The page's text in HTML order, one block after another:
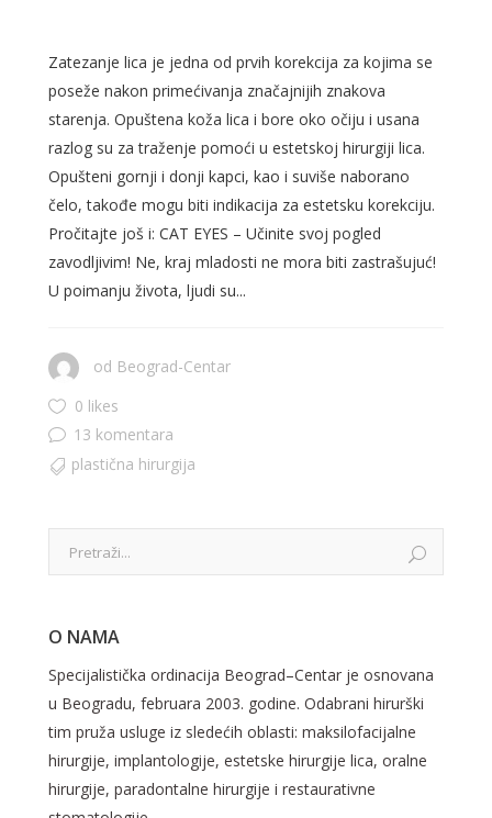
Zatezanje lica je jedna od prvih korekcija za kojima se
poseže nakon primećivanja značajnijih znakova
starenja. Opuštena koža lica i bore oko očiju i usana
razlog su za traženje pomoći u estetskoj hirurgiji lica.
Opušteni gornji i donji kapci, kao i suviše naborano
čelo, takođe mogu biti indikacija za estetsku korekciju.
Pročitajte još i: CAT EYES – Učinite svoj pogled
zavodljivim! Ne, kraj mladosti ne mora biti zastrašujuć!
U poimanju života, ljudi su...
od Beograd-Centar
0 likes
13 komentara
plastična hirurgija
O NAMA
Specijalistička ordinacija Beograd–Centar je osnovana
u Beogradu, februara 2003. godine. Odabrani hirurški
tim pruža usluge iz sledećih oblasti: maksilofacijalne
hirurgije, implantologije, estetske hirurgije lica, oralne
hirurgije, paradontalne hirurgije i restaurativne